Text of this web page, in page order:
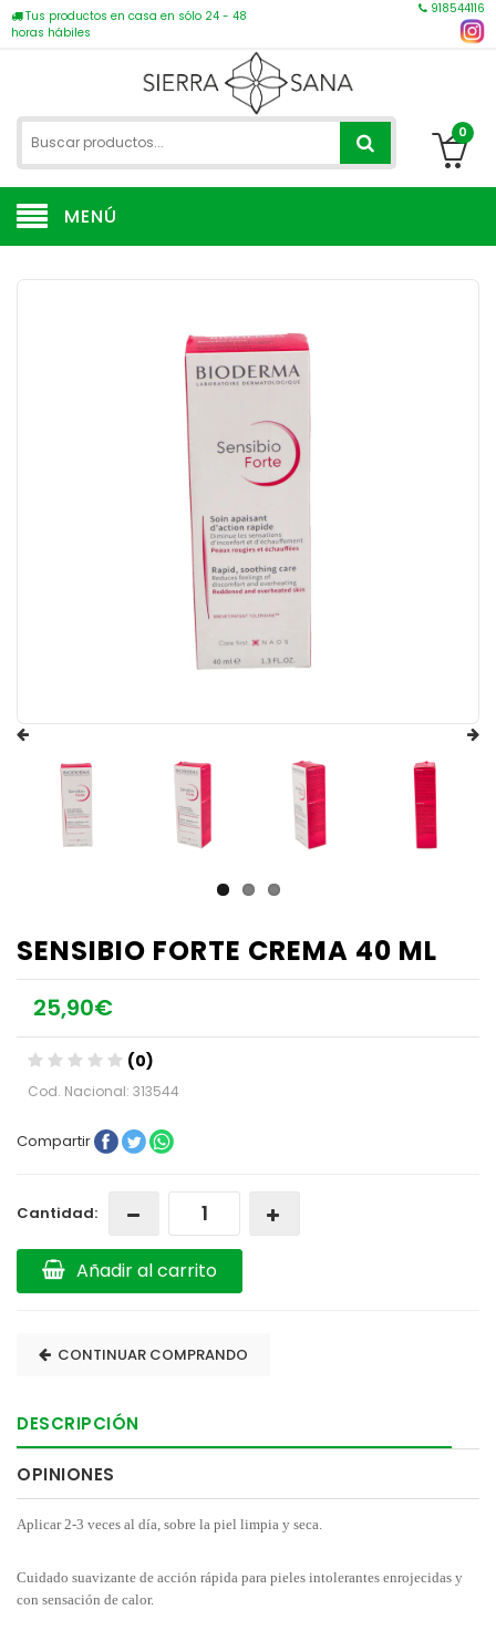
Tus productos en casa en sólo 24 - 48
horas hábiles
918544116
0
MENÚ
SENSIBIO FORTE CREMA 40 ML
25,90€
(0)
Cod. Nacional: 313544
Compartir
Cantidad:
Añadir al carrito
CONTINUAR COMPRANDO
DESCRIPCIÓN
OPINIONES
Aplicar 2-3 veces al día, sobre la piel limpia y seca.
Cuidado suavizante de acción rápida para pieles intolerantes enrojecidas y
con sensación de calor.